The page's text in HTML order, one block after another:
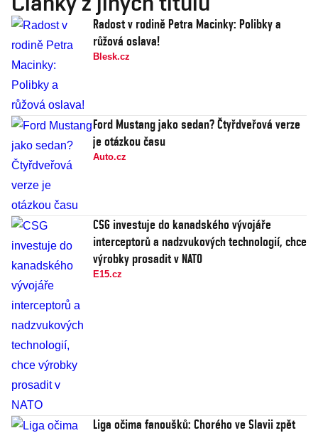
Radost v rodině Petra Macinky: Polibky a
růžová oslava!
Blesk.cz
Ford Mustang jako sedan? Čtyřdveřová verze
je otázkou času
Auto.cz
CSG investuje do kanadského vývojáře
interceptorů a nadzvukových technologií, chce
výrobky prosadit v NATO
E15.cz
Liga očima fanoušků: Chorého ve Slavii zpět